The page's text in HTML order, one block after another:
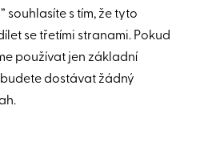
pro náročné - 2kk, 63m2
souhlasíte s tím, že tyto
se třetími stranami. Pokud
používat jen základní
dostávat žádný